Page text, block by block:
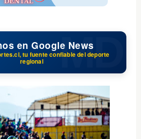
en Google News
tu fuente confiable del deporte
regional